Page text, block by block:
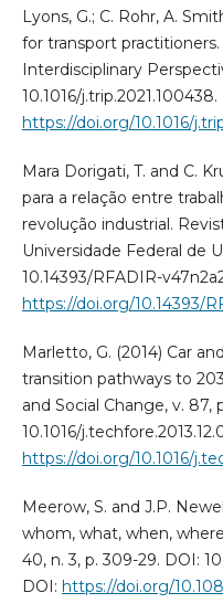
Lyons, G.; C. Rohr, A.
for transport
Interdisciplinary
10.1016/j.trip.2021.100438.
https://doi.org/10.1016/
Mara Dorigati, T. and C.
para a relação entre
revolução industrial.
Universidade Federal de
10.14393/RFADIR-
https://doi.org/10.14393/
Marletto, G. (2014) Car
transition pathways to
and Social Change, v. 87,
10.1016/
https://doi.org/10.1016/
Meerow, S. and J.P.
whom, what, when,
40, n. 3, p. 309-29. DOI:
DOI: https://doi.org/